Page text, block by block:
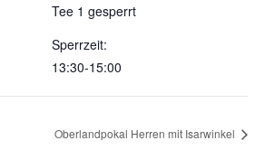
Tee 1 gesperrt
Sperrzeit:
13:30-15:00
Oberlandpokal Herren mit Isarwinkel